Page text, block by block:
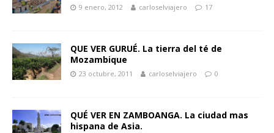
9 enero, 2012 carloselviajero 17
QUE VER GURUÉ. La tierra del té de
Mozambique
23 octubre, 2011 carloselviajero 0
QUÉ VER EN ZAMBOANGA. La ciudad mas
hispana de Asia.